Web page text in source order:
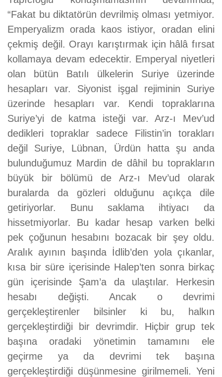
“Fakat bu diktatörün devrilmiş olması yetmiyor.
Emperyalizm orada kaos istiyor, oradan elini
çekmiş değil. Orayı karıştırmak için hâlâ fırsat
kollamaya devam edecektir. Emperyal niyetleri
olan bütün Batılı ülkelerin Suriye üzerinde
hesapları var. Siyonist işgal rejiminin Suriye
üzerinde hesapları var. Kendi topraklarına
Suriye’yi de katma isteği var. Arz-ı Mev’ud
dedikleri topraklar sadece Filistin’in torakları
değil Suriye, Lübnan, Ürdün hatta şu anda
bulunduğumuz Mardin de dâhil bu toprakların
büyük bir bölümü de Arz-ı Mev’ud olarak
buralarda da gözleri olduğunu açıkça dile
getiriyorlar. Bunu saklama ihtiyacı da
hissetmiyorlar. Bu kadar hesap varken belki
pek çoğunun hesabını bozacak bir şey oldu.
Aralık ayının başında İdlib’den yola çıkanlar,
kısa bir süre içerisinde Halep’ten sonra birkaç
gün içerisinde Şam’a da ulaştılar. Herkesin
hesabı değişti. Ancak o devrimi
gerçekleştirenler bilsinler ki bu, halkın
gerçekleştirdiği bir devrimdir. Hiçbir grup tek
başına oradaki yönetimin tamamını ele
geçirme ya da devrimi tek başına
gerçekleştirdiği düşünmesine girilmemeli. Yeni